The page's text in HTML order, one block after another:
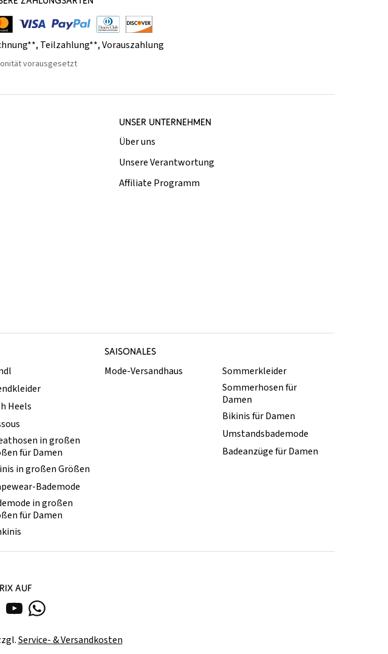
, Teilzahlung**,Vorauszahlung
vorausgesetzt
UNSER UNTERNEHMEN
Über uns
Unsere Verantwortung
Affiliate Programm
SAISONALES
Heels
in großen
für Damen
Mode-Versandhaus
Sommerkleider
Sommerhosen für
Damen
Bikinis für Damen
Umstandsbademode
Badeanzüge für Damen
in großen Größen
Bademode
in großen
für Damen
AUF
Service- & Versandkosten